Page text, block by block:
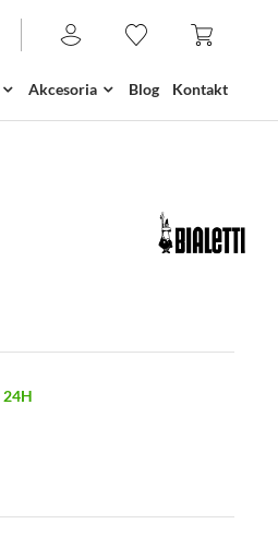
Akcesoria Blog Kontakt
24H